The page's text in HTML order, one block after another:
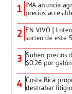
1 IMA anuncia
precios
2 EN VIVO |
sorteo de este
3 Suben precios
$0.26 por galón
4 Costa Rica
destrabar